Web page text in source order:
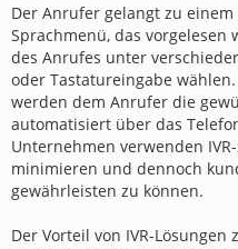
Der Anrufer gelangt zu
Sprachmenü, das vorgelesen
des Anrufes unter
oder Tastatureingabe
werden dem Anrufer die
automatisiert über das
Unternehmen verwenden
minimieren und dennoch
gewährleisten zu können.
Der Vorteil von IVR-